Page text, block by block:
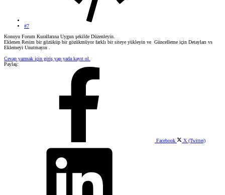
#7
Konuyu Forum Kurallarına Uygun şekilde Düzenleyin.
Eklenen Resim bir gözüküp bir gözükmüyor farklı bir siteye yükleyin ve Güncelleme için Detayları vs
Eklemeyi Unutmayın .
Cevap yazmak için giriş yap yada kayıt ol.
Paylaş:
Facebook X (Twitter)